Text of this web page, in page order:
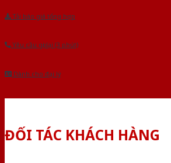
Tải báo giá tổng hợp
Yêu cầu gọi lại (3 phút)
Dành cho đại lý
ĐỐI TÁC KHÁCH HÀNG